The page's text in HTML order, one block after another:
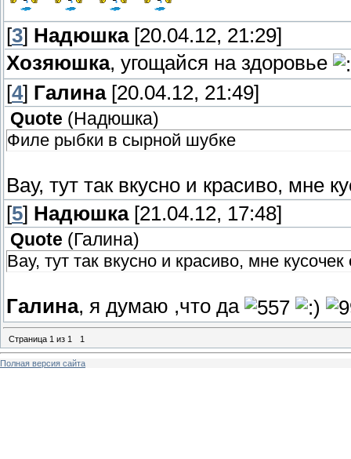
[3] Надюшка[20.04.12, 21:29]
Хозяюшка, угощайся на здоровье
[4] Галина[20.04.12, 21:49]
Quote ( Надюшка)
Филе рыбки в сырной шубке
Вау, тут так вкусно и красиво, мне
[5] Надюшка[21.04.12, 17:48]
Quote ( Галина)
Вау, тут так вкусно и красиво, мне
Галина, я думаю ,что да
Страница 1 из 1 1
Полная версия сайта